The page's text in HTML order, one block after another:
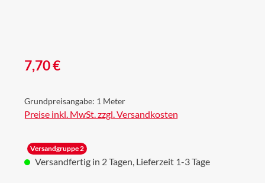
Regulärer Preis:
7,70 €
Grundpreisangabe: 1 Meter
Preise inkl. MwSt. zzgl. Versandkosten
Versandgruppe 2
Versandfertig in 2 Tagen, Lieferzeit 1-3 Tage